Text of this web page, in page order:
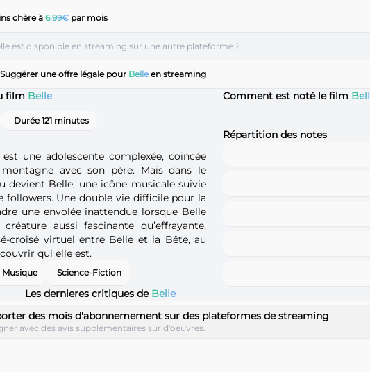
chère à 6.99€ par mois
est disponible en streaming sur une autre plateforme ?
Suggérer une offre légale pour Belleen streaming
film Belle
Durée 121 minutes
une adolescente complexée, coincée
avec son père. Mais dans le
devient Belle, une icône musicale suivie
followers. Une double vie difficile pour la
une envolée inattendue lorsque Belle
aussi fascinante qu’effrayante.
croisé virtuel entre Belle et la Bête, au
qui elle est.
Musique Science-Fiction
Comment est noté le film
Répartition des notes
Les dernieres critiques de Belle
des mois d'abonnemement sur des plateformes de streaming
avec des avis supplémentaires sur d'oeuvres.